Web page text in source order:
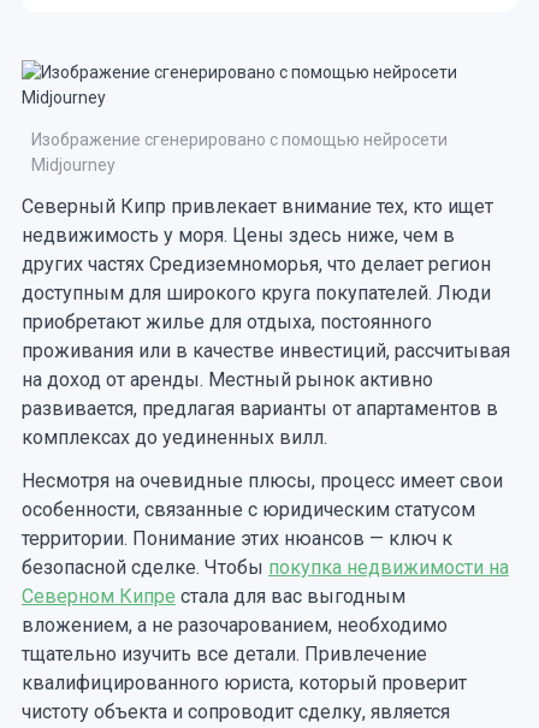
Изображение сгенерировано с помощью нейросети
Midjourney
Северный Кипр привлекает внимание тех, кто ищет
недвижимость у моря. Цены здесь ниже, чем в
других частях Средиземноморья, что делает регион
доступным для широкого круга покупателей. Люди
приобретают жилье для отдыха, постоянного
проживания или в качестве инвестиций, рассчитывая
на доход от аренды. Местный рынок активно
развивается, предлагая варианты от апартаментов в
комплексах до уединенных вилл.
Несмотря на очевидные плюсы, процесс имеет свои
особенности, связанные с юридическим статусом
территории. Понимание этих нюансов — ключ к
безопасной сделке. Чтобы покупка недвижимости на
Северном Кипре стала для вас выгодным
вложением, а не разочарованием, необходимо
тщательно изучить все детали. Привлечение
квалифицированного юриста, который проверит
чистоту объекта и сопроводит сделку, является